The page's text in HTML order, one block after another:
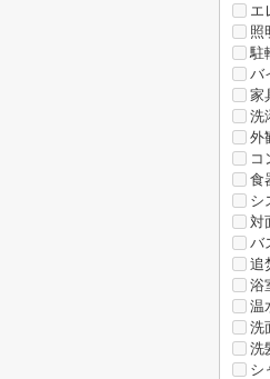
エ
照
駐
バ
家
洗
外
コ
食
シ
対
バ
追
浴
温
洗
洗
シ